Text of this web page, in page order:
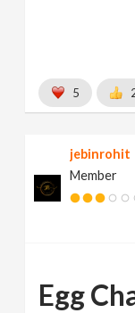
5
jebinrohit
Member
Egg